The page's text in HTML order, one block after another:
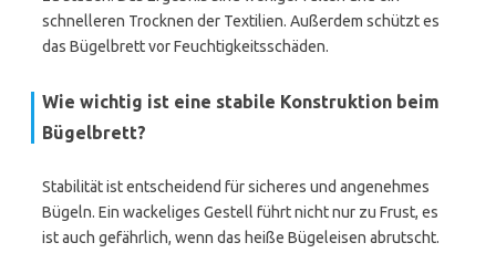
schnelleren Trocknen der Textilien. Außerdem schützt es
das Bügelbrett vor Feuchtigkeitsschäden.
Wie wichtig ist eine stabile Konstruktion beim
Bügelbrett?
Stabilität ist entscheidend für sicheres und angenehmes
Bügeln. Ein wackeliges Gestell führt nicht nur zu Frust, es
ist auch gefährlich, wenn das heiße Bügeleisen abrutscht.